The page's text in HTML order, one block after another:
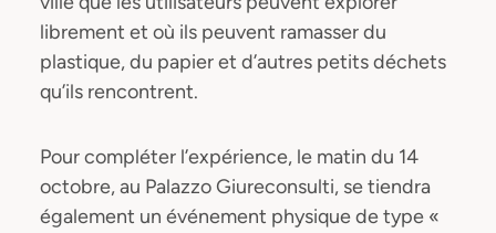
librement et où ils peuvent ramasser du
plastique, du papier et d’autres petits déchets
qu’ils rencontrent.
Pour compléter l’expérience, le matin du 14
octobre, au Palazzo Giureconsulti, se tiendra
également un événement physique de type «